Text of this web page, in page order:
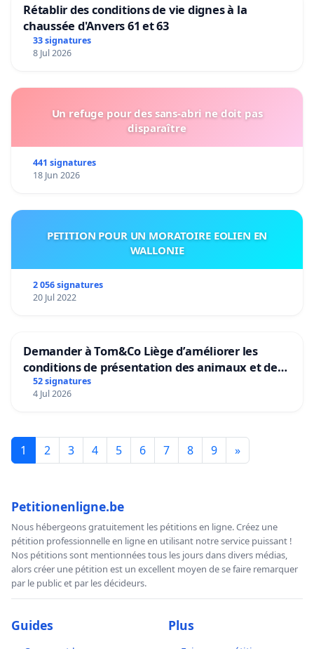
Rétablir des conditions de vie dignes à la
chaussée d'Anvers 61 et 63
33 signatures
8 Jul 2026
Un refuge pour des sans-abri ne doit pas
disparaître
441 signatures
18 Jun 2026
PETITION POUR UN MORATOIRE EOLIEN EN
WALLONIE
2 056 signatures
20 Jul 2022
Demander à Tom&Co Liège d’améliorer les
conditions de présentation des animaux et de
mettre fin à la vente d’animaux en magasin
52 signatures
4 Jul 2026
1 2 3 4 5 6 7 8 9 »
Petitionenligne.be
Nous hébergeons gratuitement les pétitions en ligne. Créez une
pétition professionnelle en ligne en utilisant notre service puissant !
Nos pétitions sont mentionnées tous les jours dans divers médias,
alors créer une pétition est un excellent moyen de se faire remarquer
par le public et par les décideurs.
Guides Plus